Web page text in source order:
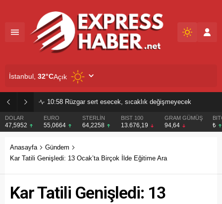
10:58 Rüzgar sert esecek, sıcaklık değişmeyecek
DOLAR
47,5952
EURO
55,0664
STERLİN
64,2258
BIST 100
13.676,19
GRAM GÜMÜŞ
94,64 ₺
İstanbul, 32°CAçık
Anasayfa
Gündem
Kar Tatili Genişledi: 13 Ocak’ta Birçok İlde Eğitime Ara
Kar Tatili Genişledi: 13